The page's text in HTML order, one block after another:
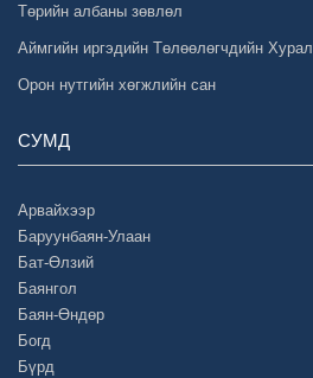
Төрийн албаны зөвлөл
Аймгийн иргэдийн Төлөөлөгчдийн Хурал
Орон нутгийн хөгжлийн сан
СУМД
Арвайхээр
Баруунбаян-Улаан
Бат-Өлзий
Баянгол
Баян-Өндөр
Богд
Бүрд